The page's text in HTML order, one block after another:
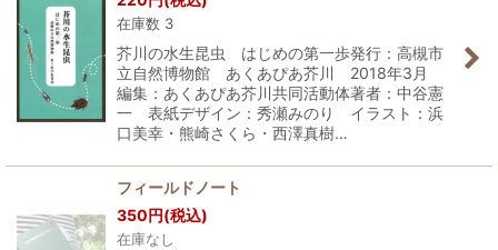
在庫数 3
芥川の水生昆虫 はじめの第一歩発行：高槻市
立自然博物館 あくあぴあ芥川 2018年3月
編集：あくあぴあ芥川共同活動体著者：中谷憲
一 表紙デザイン：秀瀬みのり イラスト：浜
口美幸・熊崎さくら・西澤真樹…
フィールドノート
350円(税込)
在庫なし